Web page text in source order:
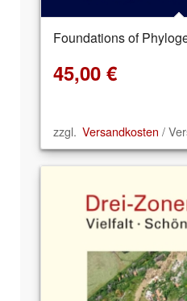
Foundations of
45,00 €
zzgl. Versandkosten /